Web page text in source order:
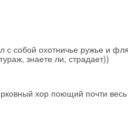
с собой охотничье ружье и
знаете ли, страдает))
хор поющий почти весь